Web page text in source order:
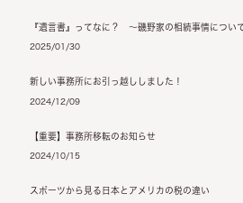
『遺言書』ってなに？ ～磯野家の相続事情につい
2025/01/30
新しい事務所にお引っ越ししました！
2024/12/09
【重要】事務所移転のお知らせ
2024/10/15
スポーツから見る日本とアメリカの税の違い